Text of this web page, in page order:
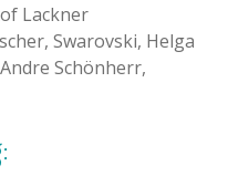
Lackner
Swarovski, Helga
Schönherr,